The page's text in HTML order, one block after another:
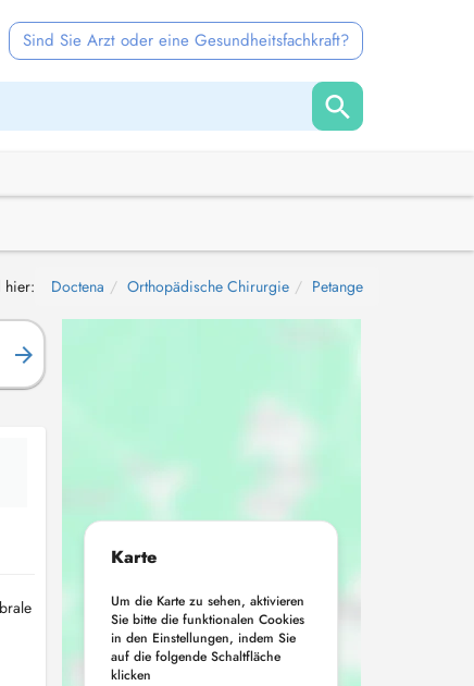
Sind Sie Arzt oder eine Gesundheitsfachkraft?
hier: Doctena Orthopädische Chirurgie Petange
Karte
Um die Karte zu sehen, aktivieren
Sie bitte die funktionalen Cookies
in den Einstellungen, indem Sie
auf die folgende Schaltfläche
klicken